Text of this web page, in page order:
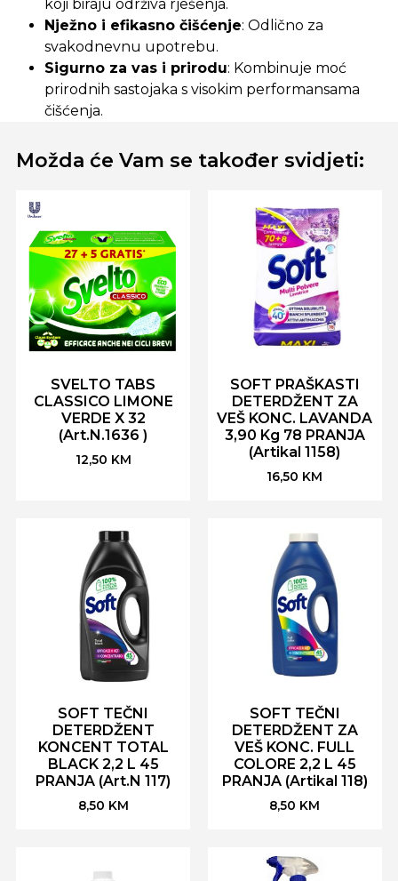
koji biraju održiva rješenja.
Nježno i efikasno čišćenje: Odlično za
svakodnevnu upotrebu.
Sigurno za vas i prirodu: Kombinuje moć
prirodnih sastojaka s visokim performansama
čišćenja.
Možda će Vam se također svidjeti:
SVELTO TABS
CLASSICO LIMONE
VERDE X 32
(Art.N.1636 )
12,50 KM
SOFT PRAŠKASTI
DETERDŽENT ZA
VEŠ KONC. LAVANDA
3,90 Kg 78 PRANJA
(Artikal 1158)
16,50 KM
SOFT TEČNI
DETERDŽENT
KONCENT TOTAL
BLACK 2,2 L 45
PRANJA (Art.N 117)
8,50 KM
SOFT TEČNI
DETERDŽENT ZA
VEŠ KONC. FULL
COLORE 2,2 L 45
PRANJA (Artikal 118)
8,50 KM